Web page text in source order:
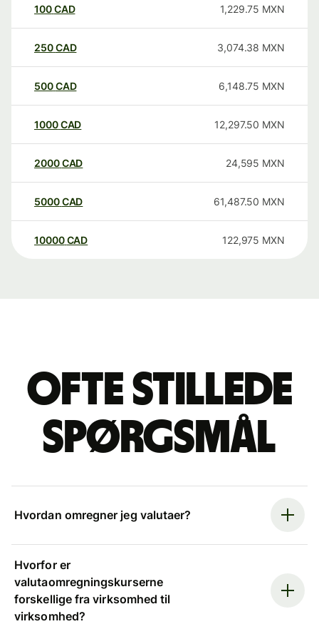
100CAD 1,229.75 MXN
250CAD 3,074.38 MXN
500CAD 6,148.75 MXN
1000CAD 12,297.50 MXN
2000CAD 24,595 MXN
5000CAD 61,487.50 MXN
10000 CAD 122,975 MXN
Ofte stillede
spørgsmål
Hvordan omregner jeg valutaer?
Hvorfor er
valutaomregningskurserne
forskellige fra virksomhed til
virksomhed?